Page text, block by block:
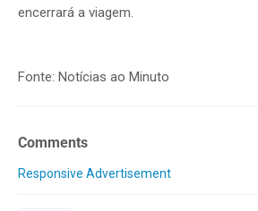
encerrará a viagem.
Fonte: Notícias ao Minuto
Comments
Responsive Advertisement